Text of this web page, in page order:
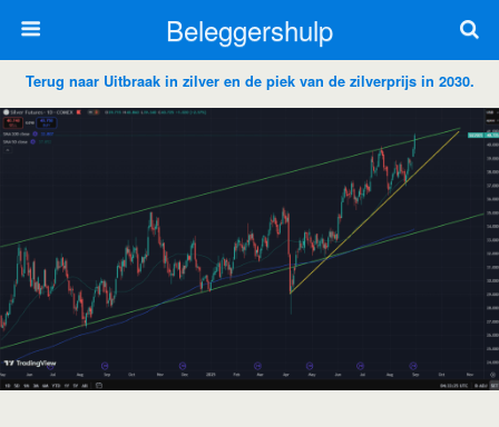
Beleggershulp
Terug naar Uitbraak in zilver en de piek van de zilverprijs in 2030.